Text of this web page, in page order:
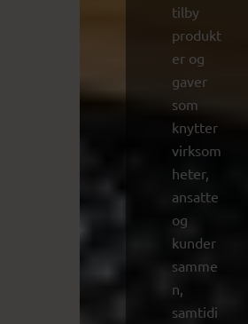
tilby
produkt
er og
gaver
som
knytter
virksom
heter,
ansatte
og
kunder
samme
n,
samtidi